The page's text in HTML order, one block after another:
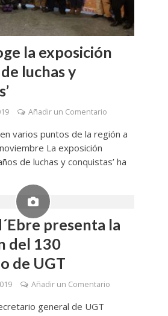
la exposición
luchas y
Añadir un Comentario
varios puntos de la región a
La exposición
de luchas y conquistas’ ha
presenta la
del 130
de UGT
Añadir un Comentario
general de UGT